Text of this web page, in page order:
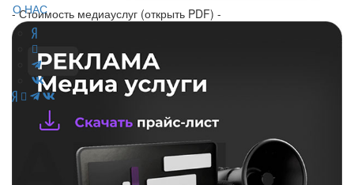
О НАС
- Стоимость медиауслуг (открыть PDF) -